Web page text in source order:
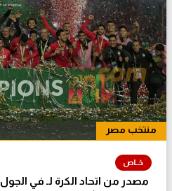
منتخب مصر
مصدر من اتحاد الكرة لـ في